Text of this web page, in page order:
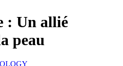
: Un allié
peau